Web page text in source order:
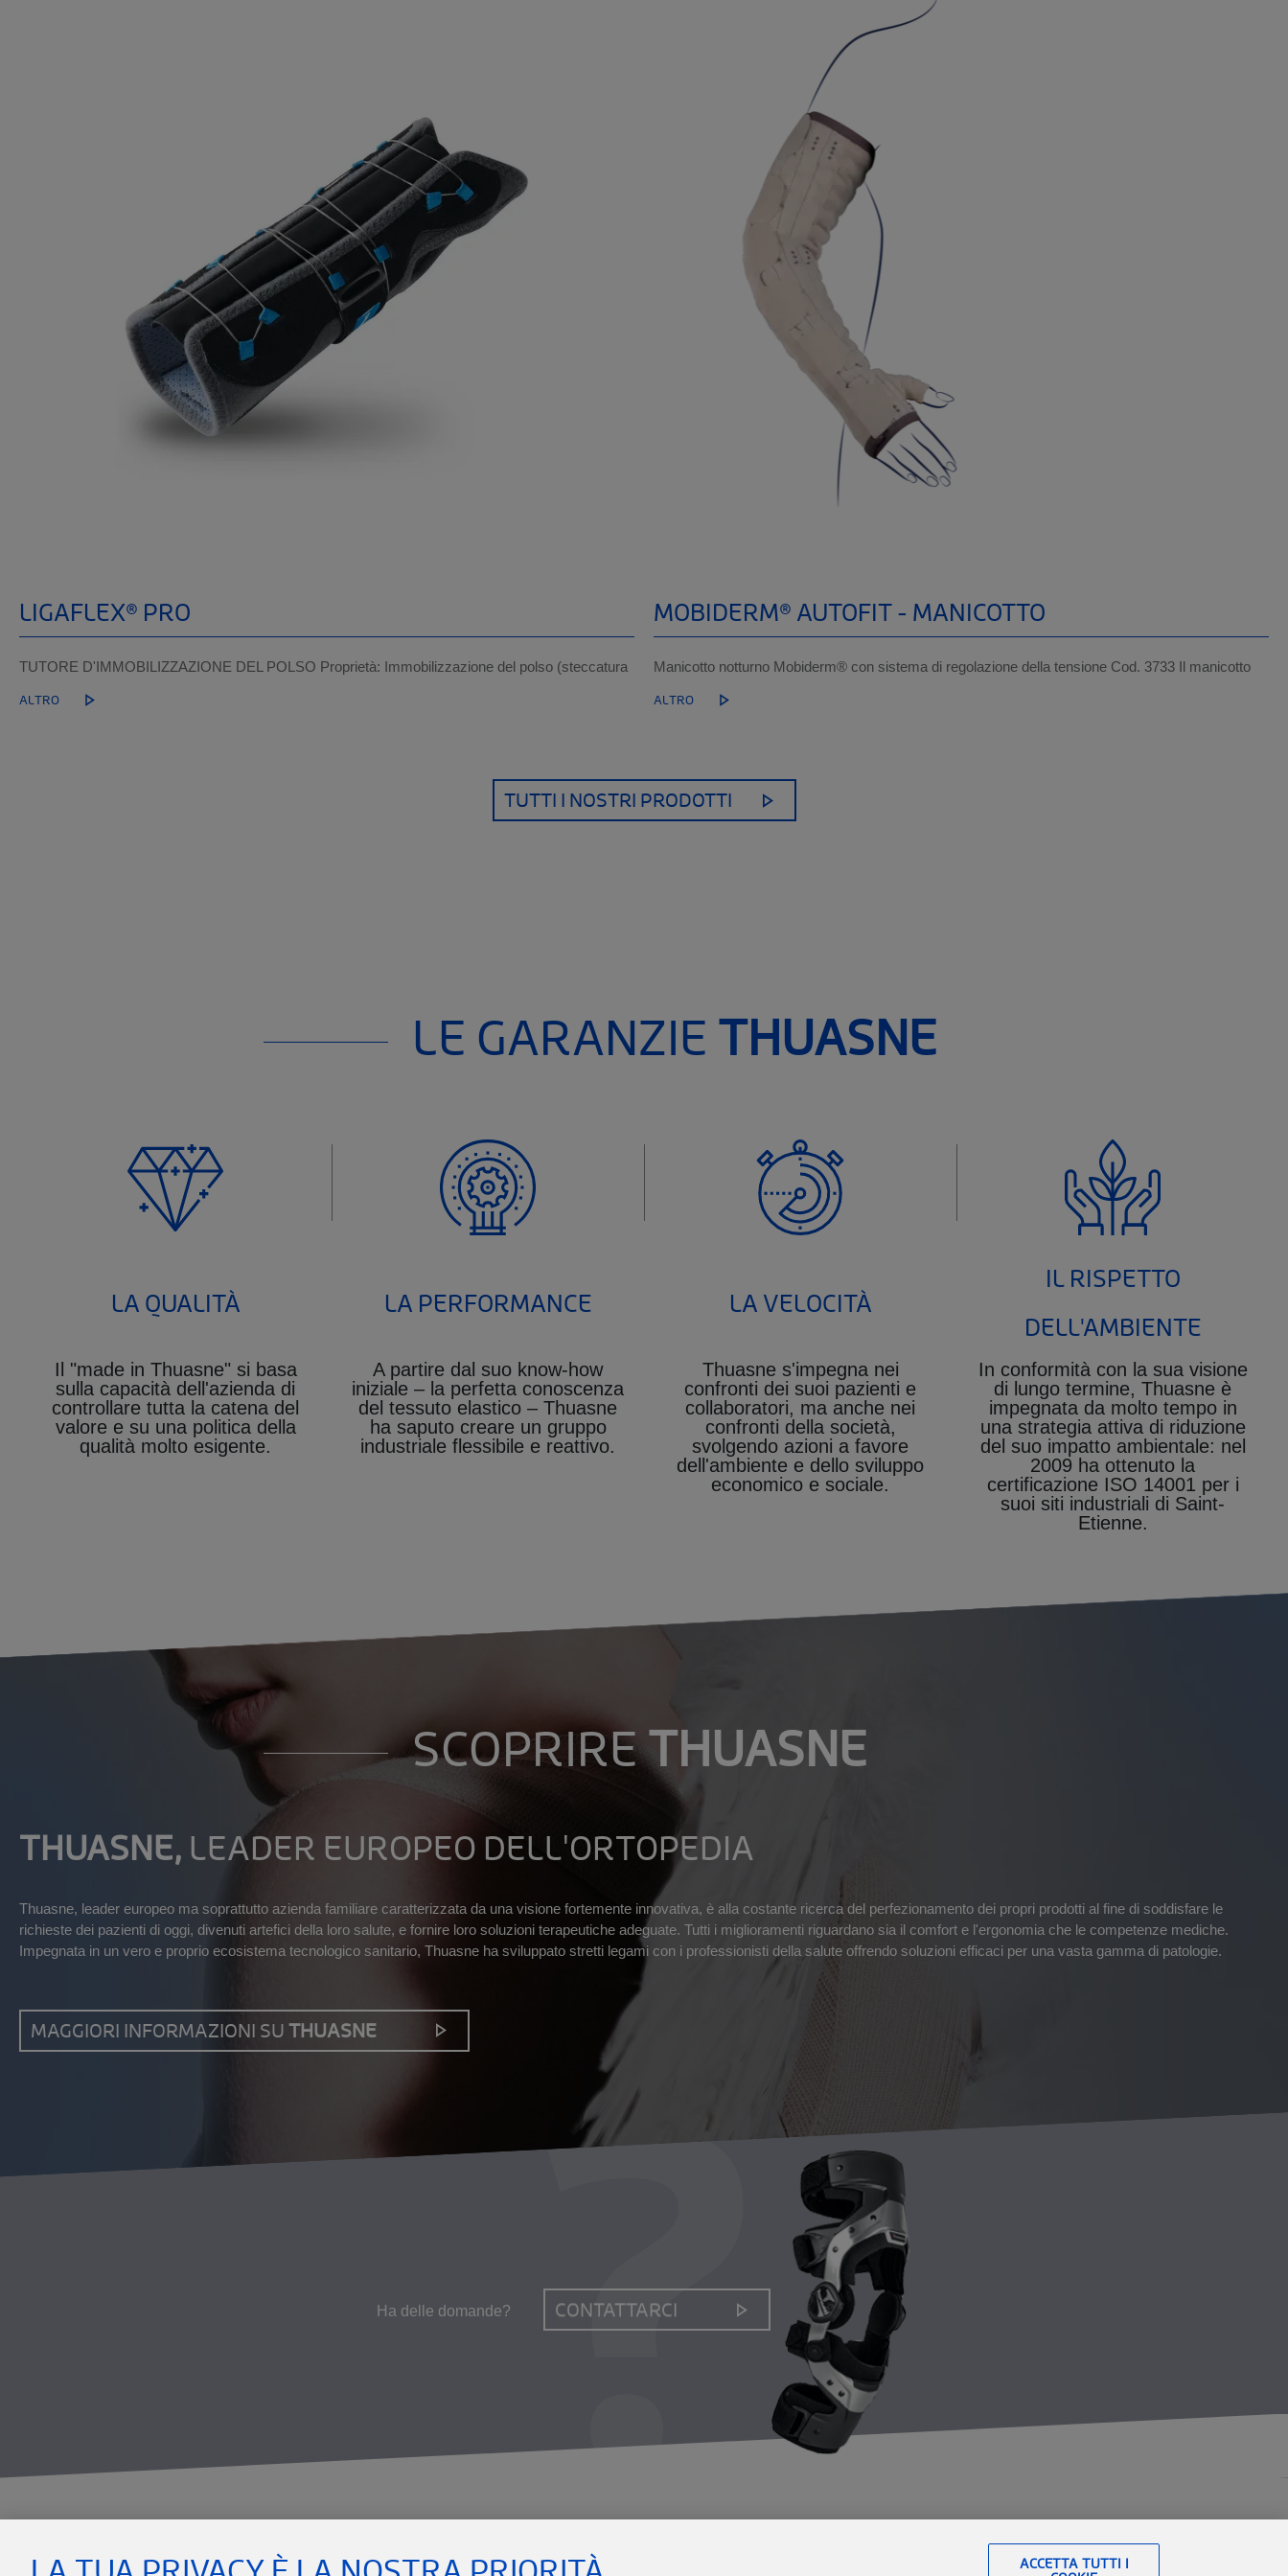
LIGAFLEX® PRO
TUTORE D'IMMOBILIZZAZIONE DEL POLSO Proprietà: Immobilizzazione del polso (steccatura
ALTRO
MOBIDERM® AUTOFIT - MANICOTTO
Manicotto notturno Mobiderm® con sistema di regolazione della tensione Cod. 3733 Il manicotto
ALTRO
TUTTI I NOSTRI PRODOTTI
LE GARANZIETHUASNE
LA QUALITÀ
Il "made in Thuasne" si basa
sulla capacità dell'azienda di
controllare tutta la catena del
valore e su una politica della
qualità molto esigente.
LA PERFORMANCE
A partire dal suo know-how
iniziale – la perfetta conoscenza
del tessuto elastico – Thuasne
ha saputo creare un gruppo
industriale flessibile e reattivo.
LA VELOCITÀ
Thuasne s'impegna nei
confronti dei suoi pazienti e
collaboratori, ma anche nei
confronti della società,
svolgendo azioni a favore
dell'ambiente e dello sviluppo
economico e sociale.
IL RISPETTO
DELL'AMBIENTE
In conformità con la sua visione
di lungo termine, Thuasne è
impegnata da molto tempo in
una strategia attiva di riduzione
del suo impatto ambientale: nel
2009 ha ottenuto la
certificazione ISO 14001 per i
suoi siti industriali di Saint-
Etienne.
SCOPRIRETHUASNE
THUASNE,LEADER EUROPEO DELL'ORTOPEDIA
Thuasne, leader europeo ma soprattutto azienda familiare caratterizzata da una visione fortemente innovativa, è alla costante ricerca del perfezionamento dei propri prodotti al fine di soddisfare le
richieste dei pazienti di oggi, divenuti artefici della loro salute, e fornire loro soluzioni terapeutiche adeguate. Tutti i miglioramenti riguardano sia il comfort e l'ergonomia che le competenze mediche.
Impegnata in un vero e proprio ecosistema tecnologico sanitario, Thuasne ha sviluppato stretti legami con i professionisti della salute offrendo soluzioni efficaci per una vasta gamma di patologie.
MAGGIORI INFORMAZIONI SUTHUASNE
Ha delle domande? CONTATTARCI
ACCETTA TUTTI I